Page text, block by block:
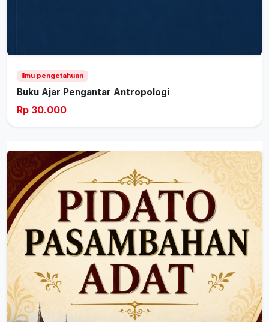
Ilmu pengetahuan
Buku Ajar Pengantar Antropologi
Rp 30.000